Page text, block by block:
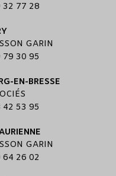
32 77 28
GARIN
79 30 95
EN-BRESSE
42 53 95
GARIN
64 26 02